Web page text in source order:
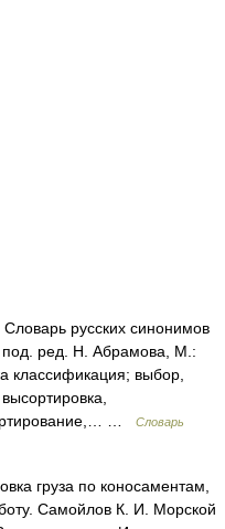
русских синонимов
ред. Н. Абрамова, М.:
классификация; выбор,
…
Словарь
груза по коносаментам,
Самойлов К. И. Морской